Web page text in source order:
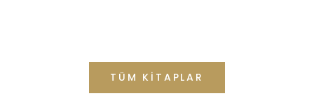
TÜM KİTAPLAR